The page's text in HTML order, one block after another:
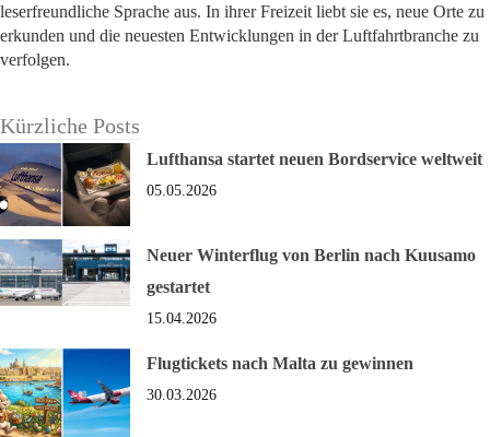
leserfreundliche Sprache aus. In ihrer Freizeit liebt sie es, neue Orte zu
erkunden und die neuesten Entwicklungen in der Luftfahrtbranche zu
verfolgen.
Kürzliche Posts
Lufthansa startet neuen Bordservice weltweit
05.05.2026
Neuer Winterflug von Berlin nach Kuusamo
gestartet
15.04.2026
Flugtickets nach Malta zu gewinnen
30.03.2026